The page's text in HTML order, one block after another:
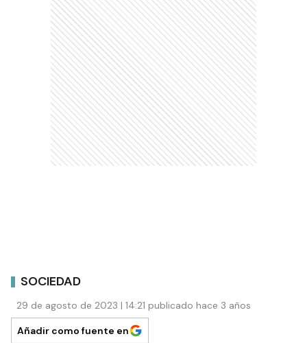
SOCIEDAD
29 de agosto de 2023 | 14:21 publicado hace 3 años
Añadir como fuente en